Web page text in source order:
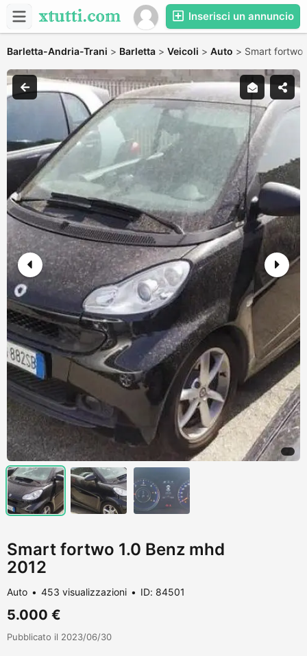
Inserisci un annuncio
Barletta-Andria-Trani > Barletta > Veicoli > Auto > Smart fortwo
Smart fortwo 1.0 Benz mhd
2012
Auto 453 visualizzazioni ID: 84501
5.000 €
Pubblicato il 2023/06/30